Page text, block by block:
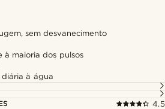
sem desvanecimento
à maioria dos pulsos
à água
4.5